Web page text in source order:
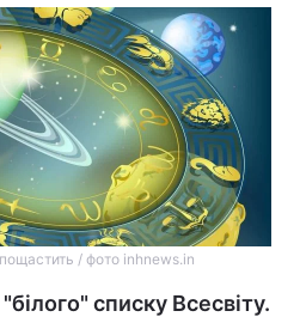
/ фото inhnews.in
списку Всесвіту.